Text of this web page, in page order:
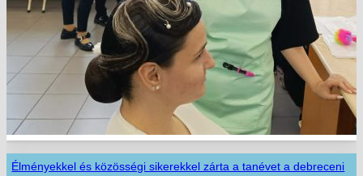
Élményekkel és közösségi sikerekkel zárta a tanévet a debreceni